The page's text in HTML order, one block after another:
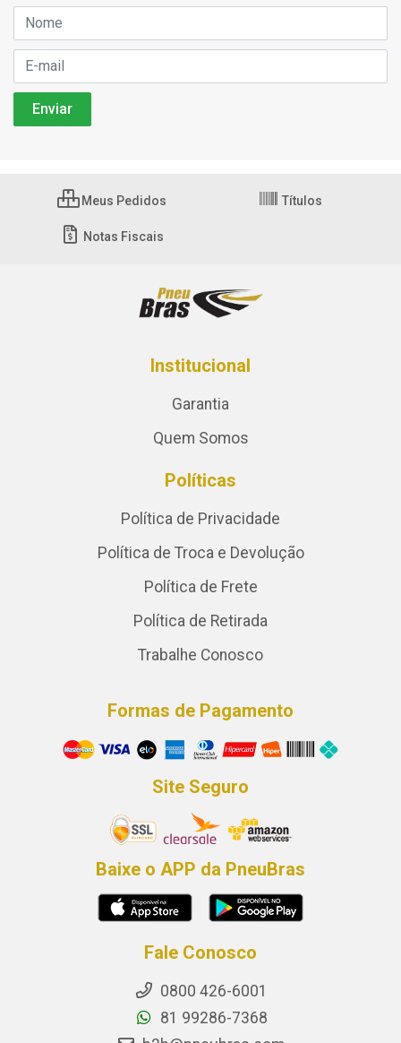
Meus Pedidos Títulos
Notas Fiscais
Institucional
Garantia
Quem Somos
Políticas
Política de Privacidade
Política de Troca e Devolução
Política de Frete
Política de Retirada
Trabalhe Conosco
Formas de Pagamento
Site Seguro
Baixe o APP da PneuBras
Fale Conosco
0800 426-6001
81 99286-7368